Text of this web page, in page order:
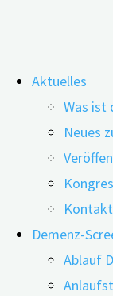
Inhalt
springen
Aktuelles
Was ist
Neues
Kontakt
Demenz-
Ablauf
Dem
verzichten
23.10.2025